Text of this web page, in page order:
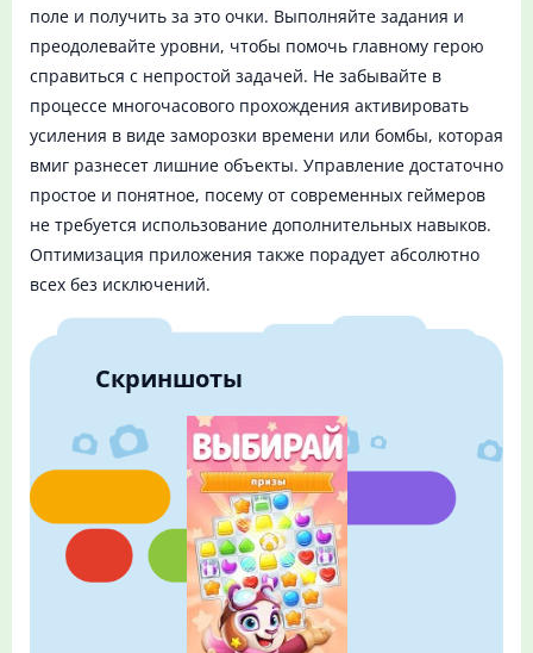
поле и получить за это очки. Выполняйте задания и
преодолевайте уровни, чтобы помочь главному герою
справиться с непростой задачей. Не забывайте в
процессе многочасового прохождения активировать
усиления в виде заморозки времени или бомбы, которая
вмиг разнесет лишние объекты. Управление достаточно
простое и понятное, посему от современных геймеров
не требуется использование дополнительных навыков.
Оптимизация приложения также порадует абсолютно
всех без исключений.
Скриншоты